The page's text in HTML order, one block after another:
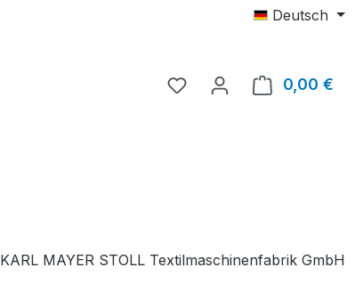
Deutsch
Du hast 0 Produkte auf
0,00 €
KARL MAYER STOLL Textilmaschinenfabrik GmbH